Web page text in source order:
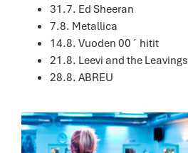
31.7. Ed Sheeran
7.8. Metallica
14.8. Vuoden 00´ hitit
21.8. Leevi and the Leavings
28.8. ABREU